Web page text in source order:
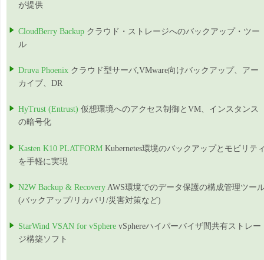
が提供
CloudBerry Backup クラウド・ストレージへのバックアップ・ツー
ル
Druva Phoenix クラウド型サーバ,VMware向けバックアップ、アー
カイブ、DR
HyTrust (Entrust) 仮想環境へのアクセス制御とVM、インスタンス
の暗号化
Kasten K10 PLATFORM Kubernetes環境のバックアップとモビリテ
を手軽に実現
N2W Backup & Recovery AWS環境でのデータ保護の構成管理ツー
(バックアップ/リカバリ/災害対策など)
StarWind VSAN for vSphere vSphereハイパーバイザ間共有ストレー
ジ構築ソフト